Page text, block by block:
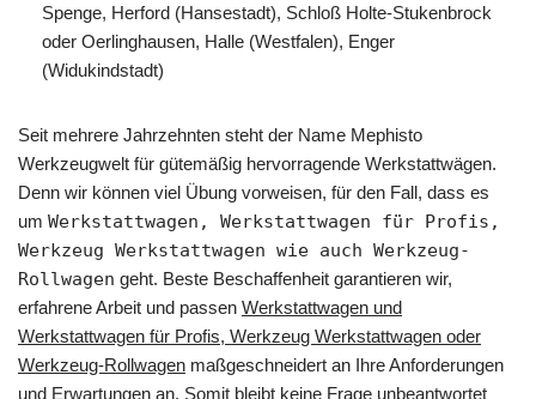
Spenge, Herford (Hansestadt), Schloß Holte-Stukenbrock
oder Oerlinghausen, Halle (Westfalen), Enger
(Widukindstadt)
Seit mehrere Jahrzehnten steht der Name Mephisto
Werkzeugwelt für gütemäßig hervorragende Werkstattwägen.
Denn wir können viel Übung vorweisen, für den Fall, dass es
um Werkstattwagen, Werkstattwagen für Profis,
Werkzeug Werkstattwagen wie auch Werkzeug-
Rollwagen geht. Beste Beschaffenheit garantieren wir,
erfahrene Arbeit und passen Werkstattwagen und
Werkstattwagen für Profis, Werkzeug Werkstattwagen oder
Werkzeug-Rollwagen maßgeschneidert an Ihre Anforderungen
und Erwartungen an. Somit bleibt keine Frage unbeantwortet